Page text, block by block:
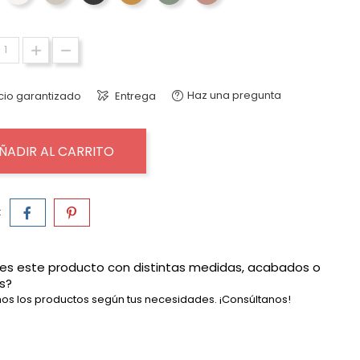
garantizado Entrega Haz una pregunta
AL CARRITO
este producto con distintas medidas, acabados o
los productos según tus necesidades. ¡Consúltanos!